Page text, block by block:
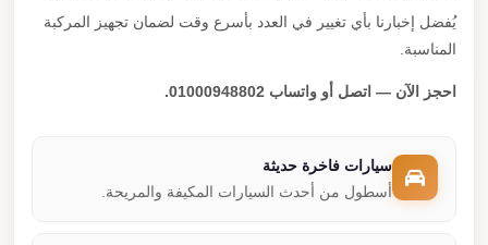
يُفضل إخبارنا بأي تغيير في العدد بأسرع وقت لضمان تجهيز المركبة
المناسبة.
احجز الآن — اتصل أو واتساب 01000948802.
سيارات فاخرة حديثة
أسطول من أحدث السيارات المكيفة والمريحة.